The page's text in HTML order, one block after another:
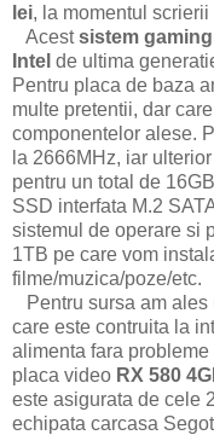
lei, la momentul
Acestsistem gaming
Intel de ultima
Pentru placa de baza
multe pretentii, dar
componentelor alese.
la 2666MHz, iar
pentru un total de
SSD interfata M.2
sistemul de operare si
1TB pe care vom
filme/muzica/poze/etc.
Pentru sursa am ales
care este contruita la
alimenta fara probleme
placa video RX 580
este asigurata de cele
echipata carcasa